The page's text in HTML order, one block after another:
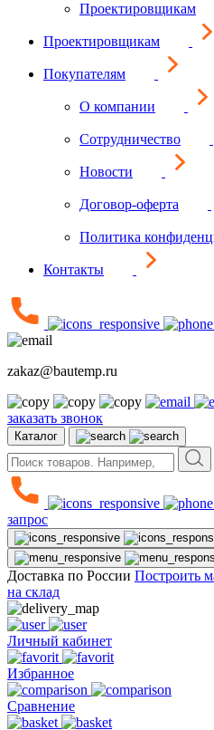
Проектировщикам
Проектировщикам
Покупателям
О компании
Сотрудничество
Новости
Договор-оферта
Политика
Контакты
zakaz@bautemp.ru
заказать звонок
Каталог
запрос
Доставка по России Построить
на склад
Личный кабинет
Избранное
Сравнение